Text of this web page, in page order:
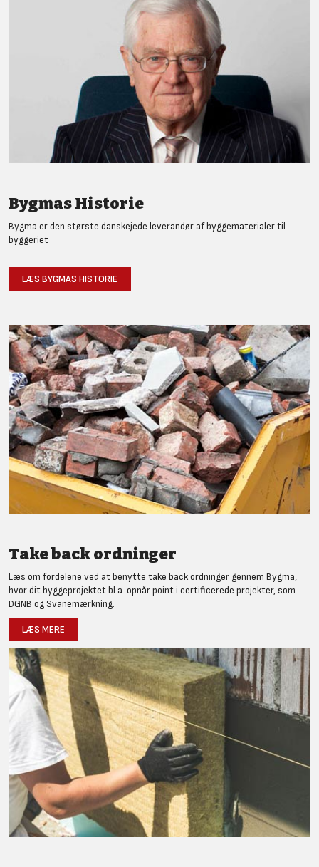
Bygmas Historie
Bygma er den største danskejede leverandør af byggematerialer til
byggeriet
LÆS BYGMAS HISTORIE
Take back ordninger
Læs om fordelene ved at benytte take back ordninger gennem Bygma,
hvor dit byggeprojektet bl.a. opnår point i certificerede projekter, som
DGNB og Svanemærkning.
LÆS MERE